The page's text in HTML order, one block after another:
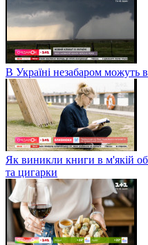
В Україні незабаром можуть
Як виникли книги в м'якій
та цигарки